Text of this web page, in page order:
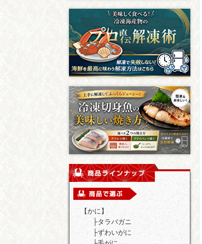
【かに】
├タラバガニ
├ずわいがに